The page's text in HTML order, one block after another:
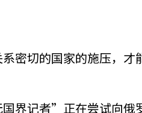
切的国家的施压，才
界记者”正在尝试向俄